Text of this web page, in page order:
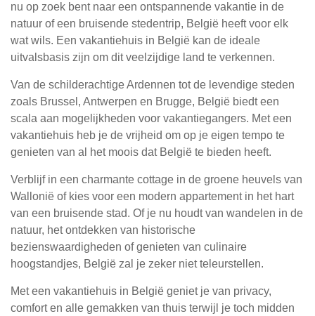
nu op zoek bent naar een ontspannende vakantie in de
natuur of een bruisende stedentrip, België heeft voor elk
wat wils. Een vakantiehuis in België kan de ideale
uitvalsbasis zijn om dit veelzijdige land te verkennen.
Van de schilderachtige Ardennen tot de levendige steden
zoals Brussel, Antwerpen en Brugge, België biedt een
scala aan mogelijkheden voor vakantiegangers. Met een
vakantiehuis heb je de vrijheid om op je eigen tempo te
genieten van al het moois dat België te bieden heeft.
Verblijf in een charmante cottage in de groene heuvels van
Wallonië of kies voor een modern appartement in het hart
van een bruisende stad. Of je nu houdt van wandelen in de
natuur, het ontdekken van historische
bezienswaardigheden of genieten van culinaire
hoogstandjes, België zal je zeker niet teleurstellen.
Met een vakantiehuis in België geniet je van privacy,
comfort en alle gemakken van thuis terwijl je toch midden